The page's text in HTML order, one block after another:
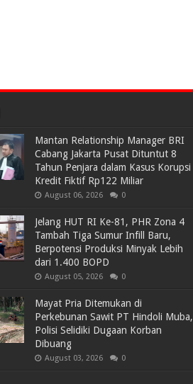
Mantan Relationship Manager BRI
Cabang Jakarta Pusat Dituntut 8
Tahun Penjara dalam Kasus Korupsi
Kredit Fiktif Rp122 Miliar
August 06, 2026 0
Jelang HUT RI Ke-81, PHR Zona 4
Tambah Tiga Sumur Infill Baru,
Berpotensi Produksi Minyak Lebih
dari 1.400 BOPD
August 05, 2026 0
Mayat Pria Ditemukan di
Perkebunan Sawit PT Hindoli Muba,
Polisi Selidiki Dugaan Korban
Dibuang
August 03, 2026 0